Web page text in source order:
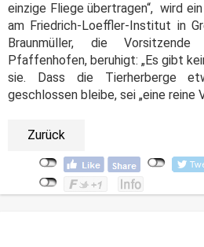
einzige Fliege übertragen“, wird
am Friedrich-Loeffler-Institut in
Braunmüller, die Vorsitzende
Pfaffenhofen, beruhigt: „Es gibt
sie. Dass die Tierherberge
geschlossen bleibe, sei „eine reine
Zurück